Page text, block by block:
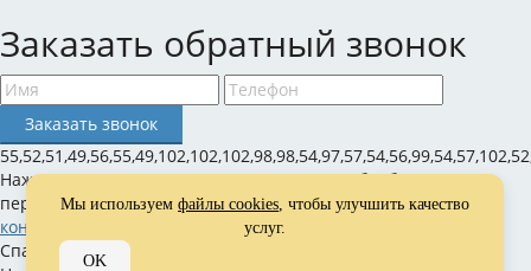
Мы используемфайлы cookies, чтобы улучшить качество
услуг.
OK
Заказать обратный звонок
Нажимая на кнопку, вы даете согласие на обработку своих
персональных данных и соглашаетесь сполитикой
конфиденциальности
Спасибо за оставленную заявку!